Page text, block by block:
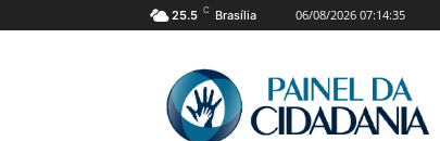
25.5 C Brasília 06/08/2026 07:14:35